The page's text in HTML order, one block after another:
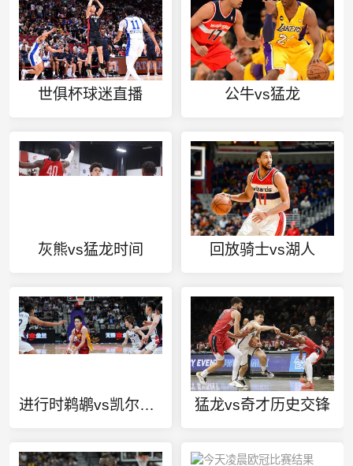
世俱杯球迷直播 公牛vs猛龙
灰熊vs猛龙时间 回放骑士vs湖人
进行时鹈鹕vs凯尔特人 猛龙vs奇才历史交锋